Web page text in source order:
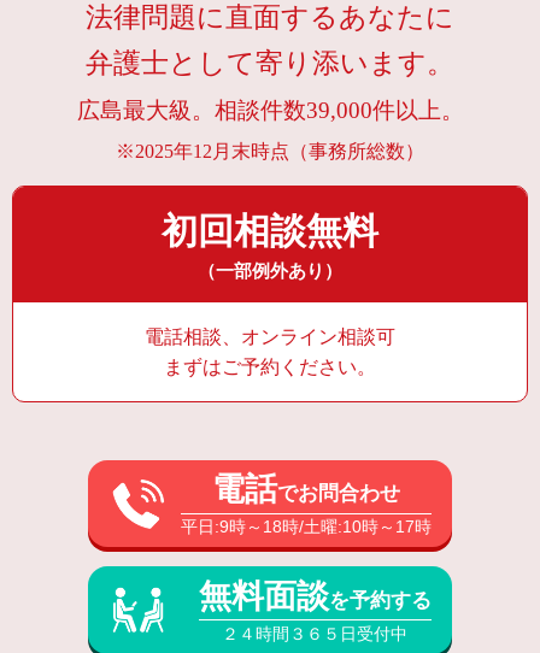
法律問題に直面するあなたに
弁護士として寄り添います。
広島最大級。相談件数39,000件以上。
※2025年12月末時点（事務所総数）
初回相談無料
（一部例外あり）
電話相談、オンライン相談可
まずはご予約ください。
電話でお問合わせ
平日:9時～18時/土曜:10時～17時
無料面談を予約する
２４時間３６５日受付中